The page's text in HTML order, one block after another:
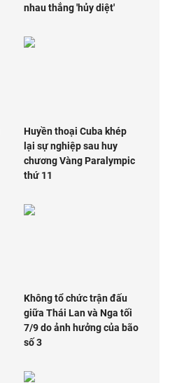
nhau thắng 'hủy diệt'
Huyền thoại Cuba khép
lại sự nghiệp sau huy
chương Vàng Paralympic
thứ 11
Không tổ chức trận đấu
giữa Thái Lan và Nga tối
7/9 do ảnh hưởng của bão
số 3